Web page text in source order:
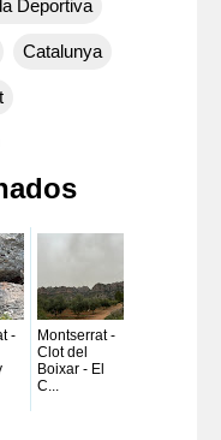
Deportiva
Catalunya
-
Montserrat -
Clot del
Boixar - El
C...